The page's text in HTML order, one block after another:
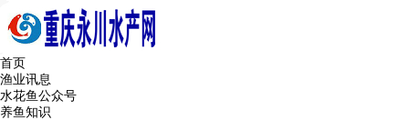
首页
渔业讯息
水花鱼公众号
养鱼知识